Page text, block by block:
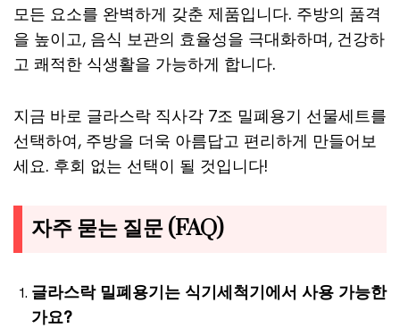
모든 요소를 완벽하게 갖춘 제품입니다. 주방의 품격
을 높이고, 음식 보관의 효율성을 극대화하며, 건강하
고 쾌적한 식생활을 가능하게 합니다.
지금 바로 글라스락 직사각 7조 밀폐용기 선물세트를
선택하여, 주방을 더욱 아름답고 편리하게 만들어보
세요. 후회 없는 선택이 될 것입니다!
자주 묻는 질문 (FAQ)
글라스락 밀폐용기는 식기세척기에서 사용 가능한
가요?